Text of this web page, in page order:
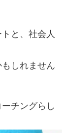
と、社会人
しれません
チングらし